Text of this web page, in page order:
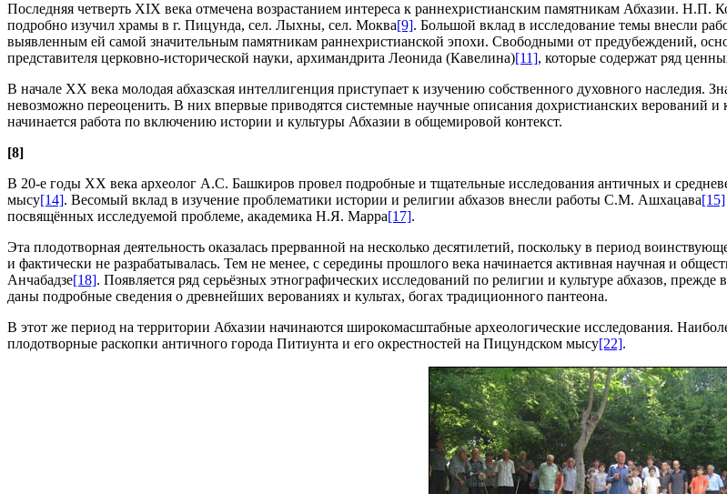
Последняя четверть XIX века отмечена возрастанием интереса к раннехристианским памятникам Абхазии. Н.П.
подробно изучил храмы в г. Пицунда, сел. Лыхны, сел. Моква[9]. Большой вклад в исследование темы внесли
выявленным ей самой значительным памятникам раннехристианской эпохи. Свободными от предубеждений,
представителя церковно-исторической науки, архимандрита Леонида (Кавелина)[11], которые содержат ряд
В начале ХХ века молодая абхазская интеллигенция приступает к изучению собственного духовного наследия.
невозможно переоценить. В них впервые приводятся системные научные описания дохристианских верований и
начинается работа по включению истории и культуры Абхазии в общемировой контекст.
[8]
В 20-е годы XX века археолог А.С. Башкиров провел подробные и тщательные исследования античных и
мысу[14]. Весомый вклад в изучение проблематики истории и религии абхазов внесли работы С.М. Ашхацава[15]
посвящённых исследуемой проблеме, академика Н.Я. Марра[17].
Эта плодотворная деятельность оказалась прерванной на несколько десятилетий, поскольку в период
и фактически не разрабатывалась. Тем не менее, с середины прошлого века начинается активная научная и
Анчабадзе[18]. Появляется ряд серьёзных этнографических исследований по религии и культуре абхазов,
даны подробные сведения о древнейших верованиях и культах, богах традиционного пантеона.
В этот же период на территории Абхазии начинаются широкомасштабные археологические исследования.
плодотворные раскопки античного города Питиунта и его окрестностей на Пицундском мысу[22].